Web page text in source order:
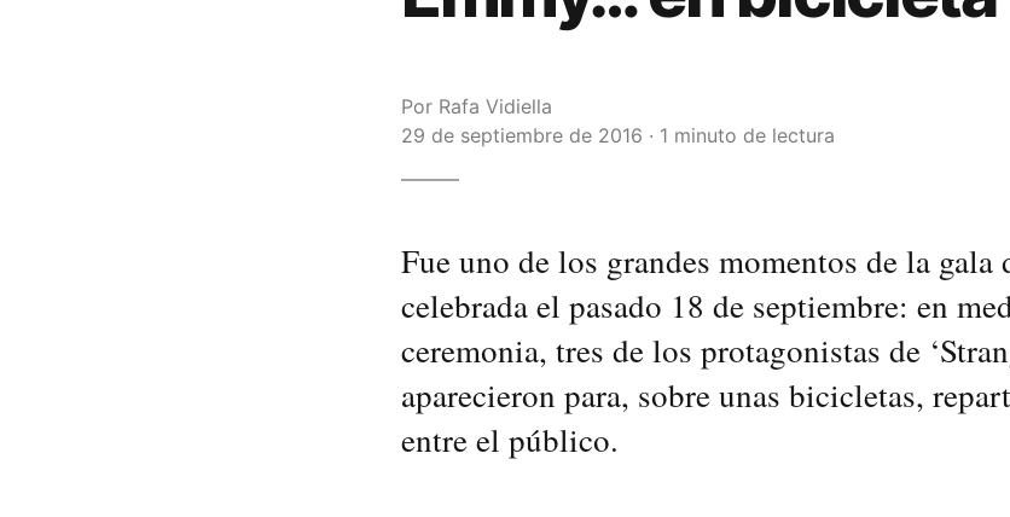
Por Rafa Vidiella
29 de septiembre de 2016 · 1 minuto de lectura
Fue uno de los grandes momentos de la gala
celebrada el pasado 18 de septiembre: en
ceremonia, tres de los protagonistas de
aparecieron para, sobre unas bicicletas,
entre el público.